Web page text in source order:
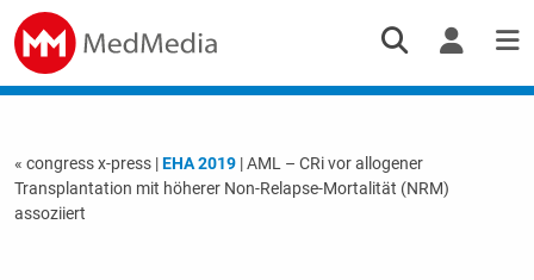
« congress x-press |EHA 2019| AML – CRi vor allogener
Transplantation mit höherer Non-Relapse-Mortalität (NRM)
assoziiert